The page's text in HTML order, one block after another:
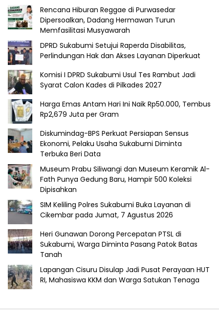
Rencana Hiburan Reggae di Purwasedar
Dipersoalkan, Dadang Hermawan Turun
Memfasilitasi Musyawarah
DPRD Sukabumi Setujui Raperda Disabilitas,
Perlindungan Hak dan Akses Layanan Diperkuat
Komisi I DPRD Sukabumi Usul Tes Rambut Jadi
Syarat Calon Kades di Pilkades 2027
Harga Emas Antam Hari Ini Naik Rp50.000, Tembus
Rp2,679 Juta per Gram
Diskumindag-BPS Perkuat Persiapan Sensus
Ekonomi, Pelaku Usaha Sukabumi Diminta
Terbuka Beri Data
Museum Prabu Siliwangi dan Museum Keramik Al-
Fath Punya Gedung Baru, Hampir 500 Koleksi
Dipisahkan
SIM Keliling Polres Sukabumi Buka Layanan di
Cikembar pada Jumat, 7 Agustus 2026
Heri Gunawan Dorong Percepatan PTSL di
Sukabumi, Warga Diminta Pasang Patok Batas
Tanah
Lapangan Cisuru Disulap Jadi Pusat Perayaan HUT
RI, Mahasiswa KKM dan Warga Satukan Tenaga